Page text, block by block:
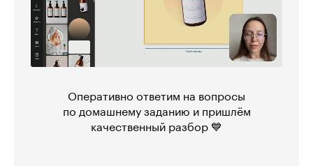
Оперативно ответим на вопросы
по домашнему заданию и пришлём
качественный разбор 💙